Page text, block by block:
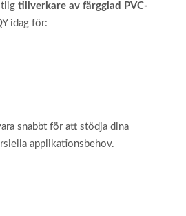
tillverkare av färgglad PVC-
idag för:
snabbt för att stödja dina
applikationsbehov.